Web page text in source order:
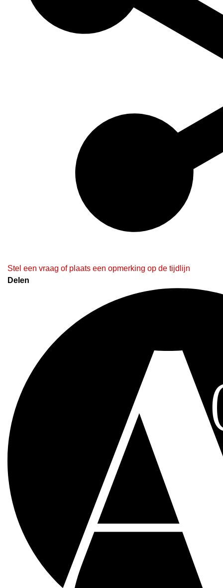
Stel een vraag of plaats een opmerking op de tijdlijn
Delen